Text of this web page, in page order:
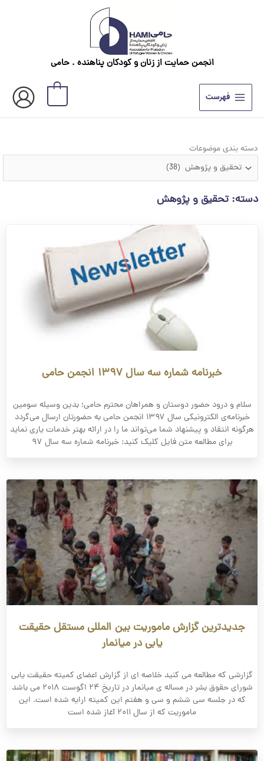
انجمن حمایت از زنان و کودکان پناهنده . حامی
فهرست
دسته بندی موضوعات
دسته
موضوعات
دسته: تحقیق و پژوهش
خبرنامه شماره سه سال ۱۳۹۷ انجمن حامی
سلام و درود حضور دوستان و همراهان محترم حامی؛ بدین وسیله سومین
خبرنامه‌ی الکترونیکی سال ۱۳۹۷ انجمن حامی به حضورتان ارسال می‌گردد
هرگونه انتقاد و پیشنهاد شما می‌تواند ما را در ارائه بهتر خدمات یاری نماید
برای مطالعه متن فایل کلیک کنید: خبرنامه شماره سه سال ۹۷
جدیدترین گزارش ماموریت بین المللی مستقل حقیقت
یابی در میانمار
گزارشی که مطالعه می کنید خلاصه ای از گزارش اعضای کمیته حقیقت یابی
شورای حقوق بشر در مساله ی میانمار در تاریخ ۲۴ اگوست ۲۰۱۸ می باشد
که در جلسه سی ششم و سی و هفتم این کمیته ارایه شده است. این
ماموریت که از سال ۲۰۱۱ آغاز شده است